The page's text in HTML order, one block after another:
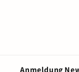
Anmeldung